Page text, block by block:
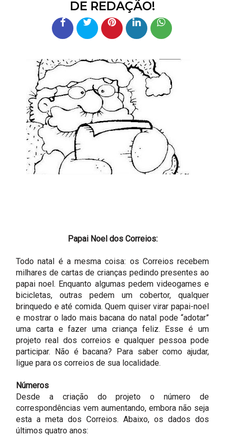
DE REDAÇÃO!
Papai Noel dos Correios:
Todo natal é a mesma coisa: os Correios recebem
milhares de cartas de crianças pedindo presentes ao
papai noel. Enquanto algumas pedem videogames e
bicicletas, outras pedem um cobertor, qualquer
brinquedo e até comida. Quem quiser virar papai-noel
e mostrar o lado mais bacana do natal pode “adotar”
uma carta e fazer uma criança feliz. Esse é um
projeto real dos correios e qualquer pessoa pode
participar. Não é bacana? Para saber como ajudar,
ligue para os correios de sua localidade.
Números
Desde a criação do projeto o número de
correspondências vem aumentando, embora não seja
esta a meta dos Correios. Abaixo, os dados dos
últimos quatro anos: